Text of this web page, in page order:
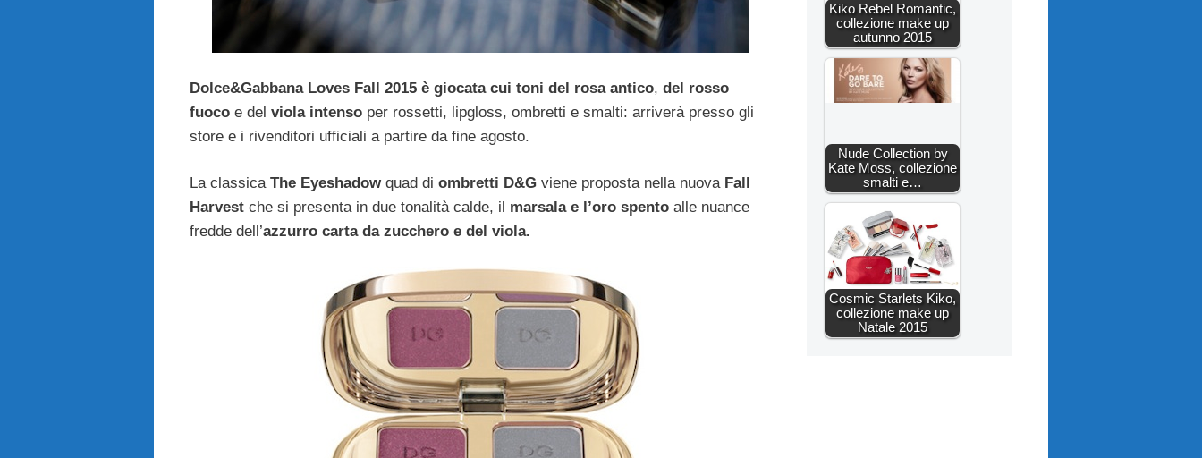
Dolce&Gabbana Loves Fall 2015 è giocata cui toni del rosa antico, del rosso
fuoco e del viola intenso per rossetti, lipgloss, ombretti e smalti: arriverà presso gli
store e i rivenditori ufficiali a partire da fine agosto.
La classica The Eyeshadow quad di ombretti D&G viene proposta nella nuova Fall
Harvest che si presenta in due tonalità calde, il marsala e l’oro spento alle nuance
fredde dell’azzurro carta da zucchero e del viola.
Kiko Rebel Romantic,
collezione make up
autunno 2015
Nude Collection by
Kate Moss, collezione
smalti e…
Cosmic Starlets Kiko,
collezione make up
Natale 2015